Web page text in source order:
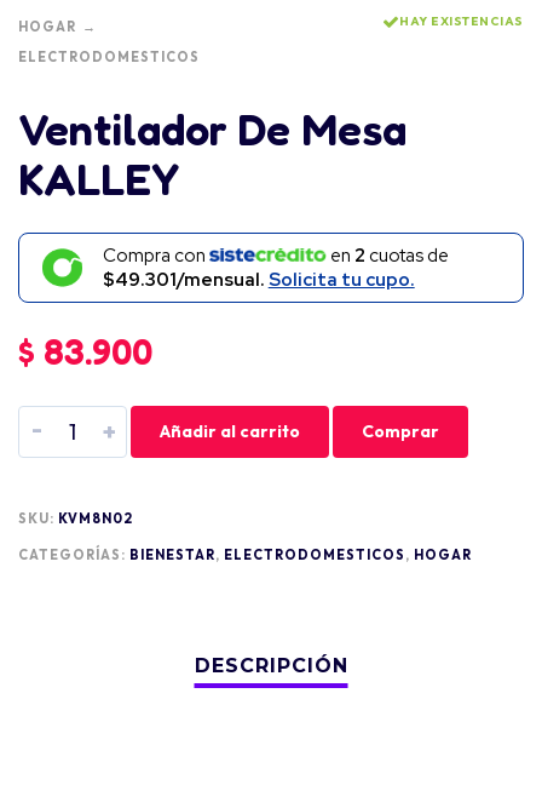
HOGAR
ELECTRODOMESTICOS
HAY EXISTENCIAS
Ventilador De Mesa
KALLEY
Compra con en 2 cuotas de
$49.301/mensual. Solicita tu cupo.
$ 83.900
- + Añadir al carrito Comprar
SKU: KVM8N02
CATEGORÍAS: BIENESTAR, ELECTRODOMESTICOS , HOGAR